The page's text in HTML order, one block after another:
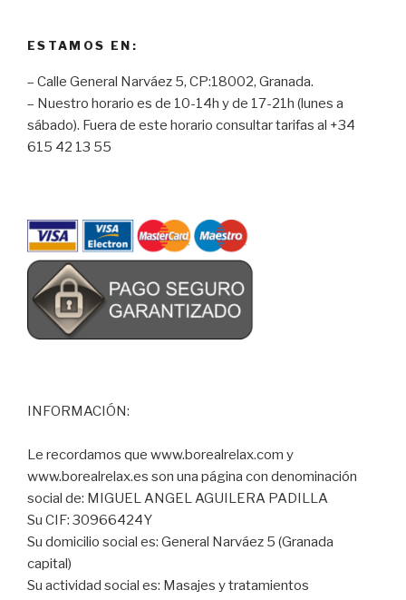
ESTAMOS EN:
– Calle General Narváez 5, CP:18002, Granada.
– Nuestro horario es de 10-14h y de 17-21h (lunes a
sábado). Fuera de este horario consultar tarifas al +34
615 42 13 55
INFORMACIÓN:
Le recordamos que www.borealrelax.com y
www.borealrelax.es son una página con denominación
social de: MIGUEL ANGEL AGUILERA PADILLA
Su CIF: 30966424Y
Su domicilio social es: General Narváez 5 (Granada
capital)
Su actividad social es: Masajes y tratamientos